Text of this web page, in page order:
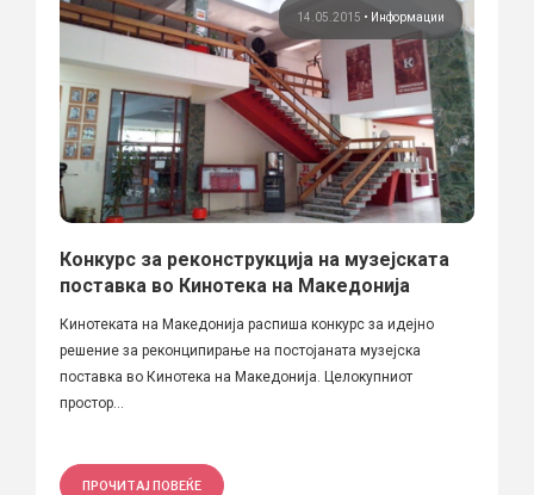
14.05.2015 • Информации
Конкурс за реконструкција на музејската
поставка во Кинотека на Македонија
Кинотеката на Македонија распиша конкурс за идејно
решение за реконципирање на постојаната музејска
поставка во Кинотека на Македонија. Целокупниот
простор...
ПРОЧИТАЈ ПОВЕЌЕ